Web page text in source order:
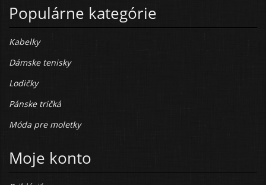
Populárne kategórie
Kabelky
Dámske tenisky
Lodičky
Pánske tričká
Móda pre moletky
Moje konto